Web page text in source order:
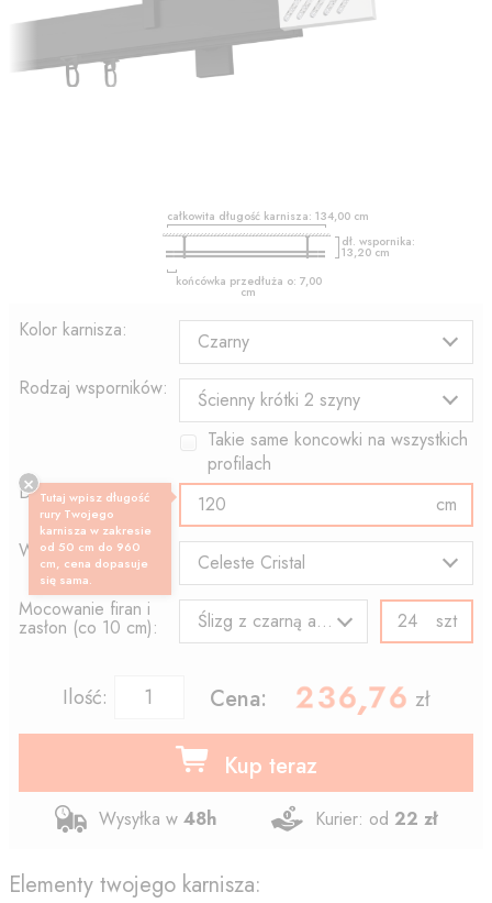
całkowita długość karnisza: 134,00cm
dł. wspornika:
13,20cm
końcówka przedłuża o: 7,00
cm
Kolor karnisza:
Czarny
Rodzaj wsporników:
Ścienny krótki 2 szyny
Takie same koncowki na wszystkich
profilach
Długość profilu:
cm
Wzór końcówki:
Celeste Cristal
Mocowanie firan i
zasłon (co 10 cm): Ślizg z czarną agrafką szt
Ilość: Cena: , zł
Kup teraz
Wysyłka w 48h Kurier: od 22 zł
Tutaj wpisz długość
rury Twojego
karnisza w zakresie
od 50 cm do 960
cm, cena dopasuje
się sama.
Elementy twojego karnisza: